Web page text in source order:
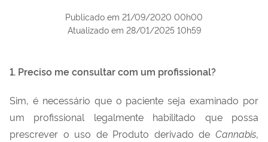
Publicado em 21/09/2020 00h00
Atualizado em 28/01/2025 10h59
1. Preciso me consultar com um profissional?
Sim, é necessário que o paciente seja examinado por
um profissional legalmente habilitado que possa
prescrever o uso de Produto derivado de Cannabis,